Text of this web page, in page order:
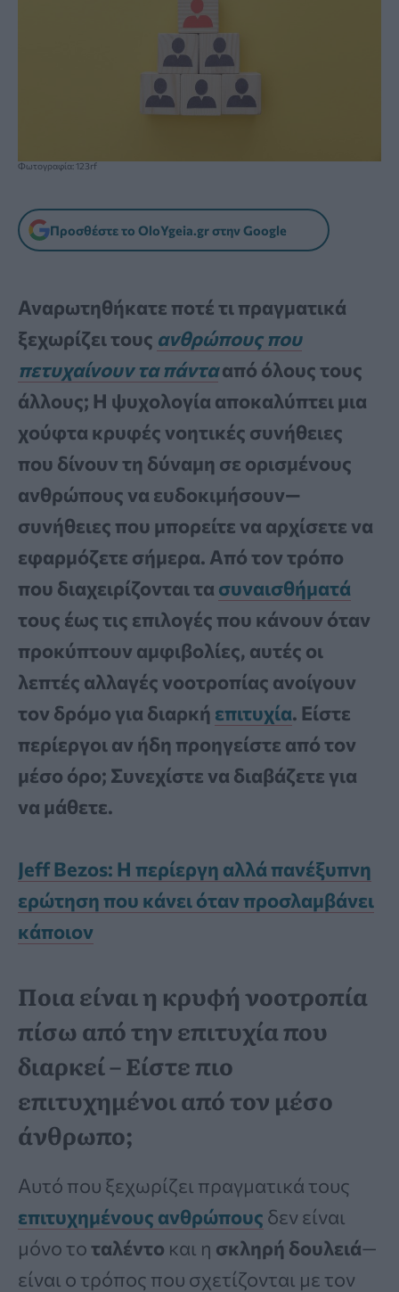
Φωτογραφία: 123rf
Προσθέστε το OloYgeia.gr στην Google
Αναρωτηθήκατε ποτέ τι πραγματικά
ξεχωρίζει τους ανθρώπους που
πετυχαίνουν τα πάντααπό όλους τους
άλλους; Η ψυχολογία αποκαλύπτει μια
χούφτα κρυφές νοητικές συνήθειες
που δίνουν τη δύναμη σε ορισμένους
ανθρώπους να ευδοκιμήσουν—
συνήθειες που μπορείτε να αρχίσετε να
εφαρμόζετε σήμερα. Από τον τρόπο
που διαχειρίζονται τα συναισθήματά
τους έως τις επιλογές που κάνουν όταν
προκύπτουν αμφιβολίες, αυτές οι
λεπτές αλλαγές νοοτροπίας ανοίγουν
τον δρόμο για διαρκή επιτυχία. Είστε
περίεργοι αν ήδη προηγείστε από τον
μέσο όρο; Συνεχίστε να διαβάζετε για
να μάθετε.
Jeff Bezos: Η περίεργη αλλά πανέξυπνη
ερώτηση που κάνει όταν προσλαμβάνει
κάποιον
Ποια είναι η κρυφή νοοτροπία
πίσω από την επιτυχία που
διαρκεί – Είστε πιο
επιτυχημένοι από τον μέσο
άνθρωπο;
Αυτό που ξεχωρίζει πραγματικά τους
επιτυχημένους ανθρώπους δεν είναι
μόνο τοταλέντο και η σκληρή δουλειά—
είναι ο τρόπος που σχετίζονται με τον